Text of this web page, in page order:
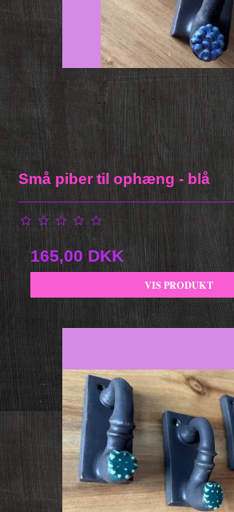
Små piber til ophæng - blå
165,00 DKK
VIS PRODUKT